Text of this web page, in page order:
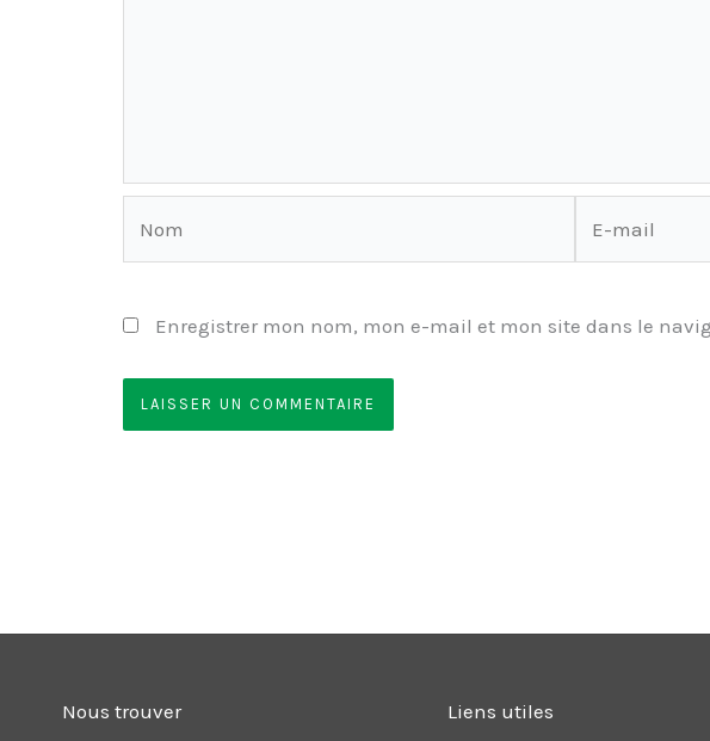
Enregistrer mon nom, mon e-mail et mon site dans le
Nous trouver Liens utiles